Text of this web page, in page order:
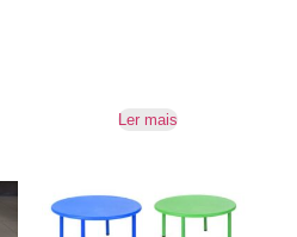
Ler mais